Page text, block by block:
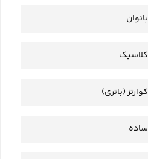
بانوان
کلاسیک
کوارتز (باتری)
ساده